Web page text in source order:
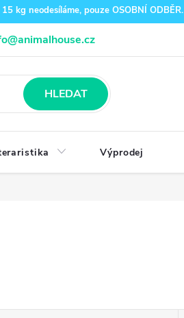
kg neodesíláme, pouze OSOBNÍ ODBĚR.
Kontakty
HLEDAT
Výprodej